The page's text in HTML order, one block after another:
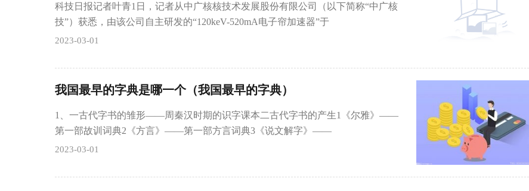
科技日报记者叶青1日，记者从中广核核技术发展股份有限公司（以下简称“中广核
技”）获悉，由该公司自主研发的“120keV-520mA电子帘加速器”于
2023-03-01
我国最早的字典是哪一个（我国最早的字典）
1、一古代字书的雏形——周秦汉时期的识字课本二古代字书的产生1《尔雅》——
第一部故训词典2《方言》——第一部方言词典3《说文解字》——
2023-03-01